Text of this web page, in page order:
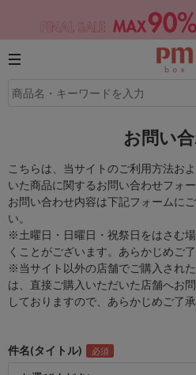
お問い
こちらは、当サイトのご利用方法お
いた商品に関するお問い合わせフォー
お問い合わせ内容は下記フォームに
い。
※土曜日・日曜日・祝祭日をはさむ
くことがございます。あらかじめご了
※当サイト以外の店舗でご購入され
は、直接ご購入いただいた店舗へお
しておりますので、あらかじめご了承
件名(タイトル)